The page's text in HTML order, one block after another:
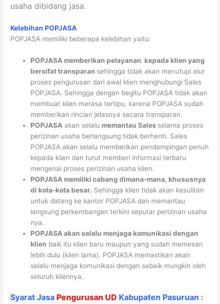
usaha dibidang jasa.
Kelebihan POPJASA
POPJASA memiliki beberapa kelebihan yaitu:
POPJASA memberikan pelayanan kepada klien yang
bersifattransparan sehingga tidak akan menutupi alur
proses pengurusan dari awal klien menghubungi Sales
POPJASA. Sehingga dengan begitu POPJASA tidak akan
membuat klien merasa tertipu, karena POPJASA sudah
memberikan rincian jelasnya secara transparan.
POPJASA akan selalu memantau Sales selama proses
perizinan usaha berlangsung tidak berhenti. Sales
POPJASA akan selalu memberikan pendampingan penuh
kepada klien dan turut memberi informasi terbaru
mengenai proses perizinan usaha klien.
POPJASA memiliki cabang dimana-mana, khususnya
di kota-kota besar. Sehingga klien tidak akan kesulitan
untuk datang ke kantor POPJASA dan memantau
langsung perkembangan terkini seputar perizinan usaha
nya.
POPJASA akan selalu menjaga komunikasi dengan
klien baik itu klien baru maupun yang sudah memesan
lebih dulu (klien lama). POPJASA memastikan akan
selalu menjaga komunikasi dengan sebaik mungkin oleh
seluruh kliennya.
Syarat Jasa Pengurusan UD Kabupaten Pasuruan :